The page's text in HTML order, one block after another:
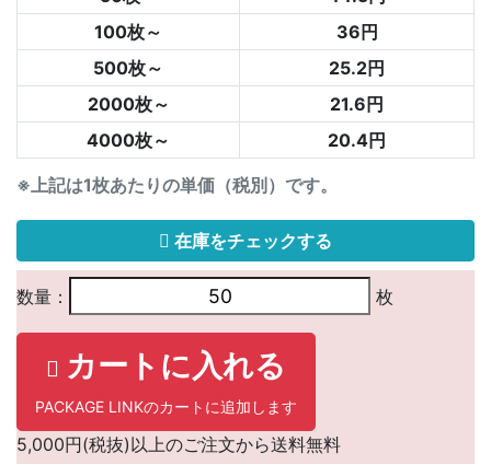
※上記は1枚あたりの単価（税別）です。
100枚～
36円
500枚～
25.2円
2000枚～
21.6円
4000枚～
20.4円
在庫をチェックする
数量： 枚
カートに入れる
PACKAGE LINKのカートに追加します
5,000円(税抜)以上のご注文から送料無料